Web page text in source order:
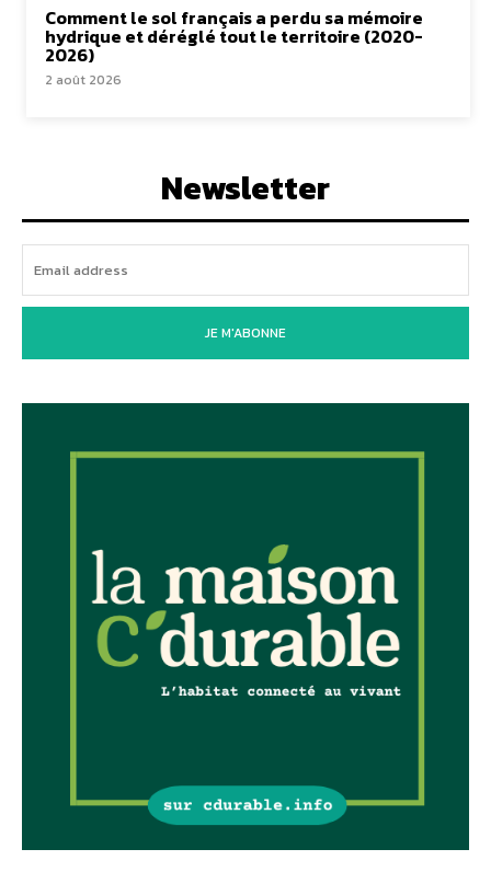
Comment le sol français a perdu sa mémoire
hydrique et déréglé tout le territoire (2020-
2026)
2 août 2026
Newsletter
JE M'ABONNE